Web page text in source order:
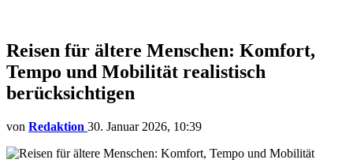
Reisen für ältere Menschen: Komfort,
Tempo und Mobilität realistisch
berücksichtigen
von Redaktion 30. Januar 2026, 10:39